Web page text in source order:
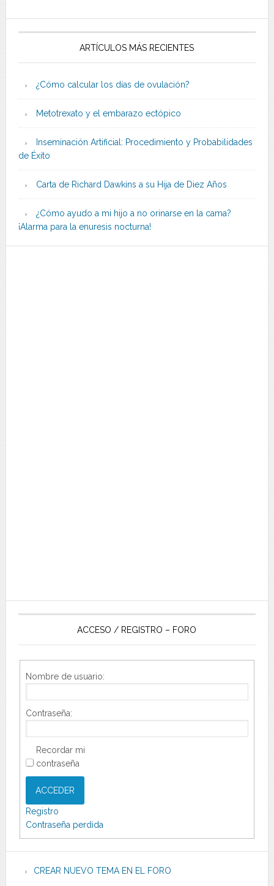
ARTÍCULOS MÁS RECIENTES
¿Cómo calcular los días de ovulación?
Metotrexato y el embarazo ectópico
Inseminación Artificial: Procedimiento y Probabilidades
de Éxito
Carta de Richard Dawkins a su Hija de Diez Años
¿Cómo ayudo a mi hijo a no orinarse en la cama?
¡Alarma para la enuresis nocturna!
ACCESO / REGISTRO – FORO
Nombre de usuario:
Contraseña:
Recordar mi
contraseña
ACCEDER
Registro
Contraseña perdida
CREAR NUEVO TEMA EN EL FORO